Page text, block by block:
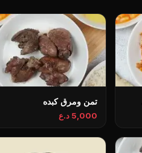
تمن ومرق كبده
5,000 د.ع